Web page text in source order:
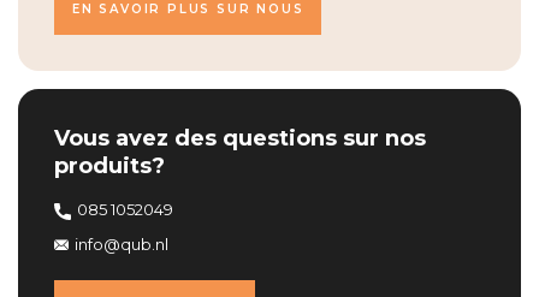
Vous avez des questions sur nos
produits?
085 1052049
info@qub.nl
EN SAVOIR PLUS SUR NOUS